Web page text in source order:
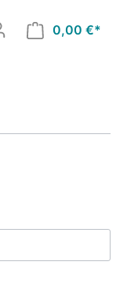
0,00 €*